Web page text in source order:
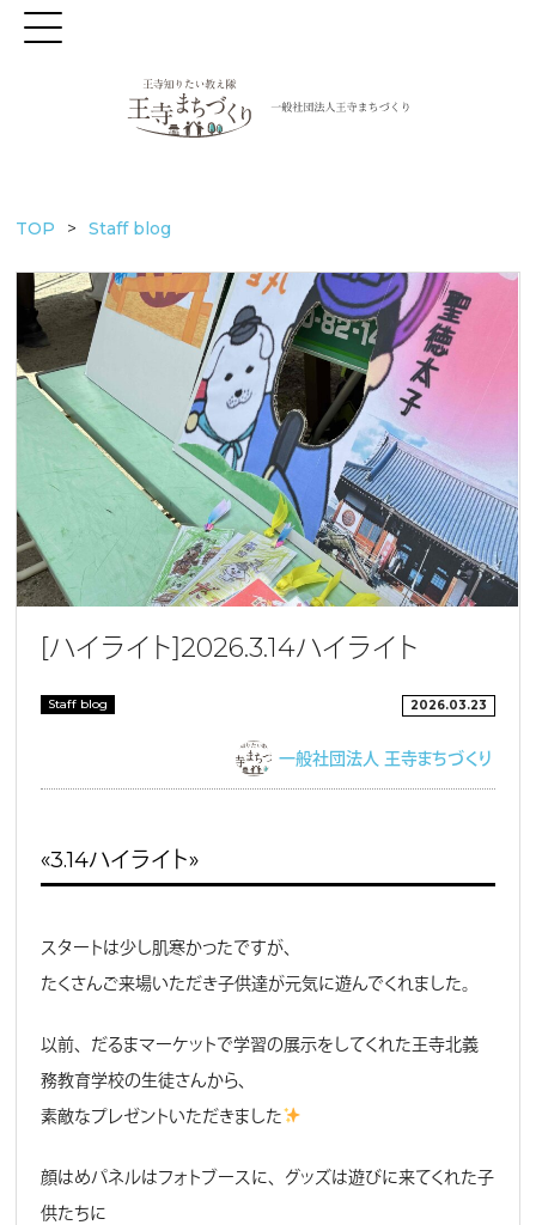
TOP Staff blog
［ハイライト］2026.3.14ハイライト
Staff blog 2026.03.23
一般社団法人 王寺まちづくり
《3.14ハイライト》
スタートは少し肌寒かったですが、
たくさんご来場いただき子供達が元気に遊んでくれました。
以前、だるまマーケットで学習の展示をしてくれた王寺北義
務教育学校の生徒さんから、
素敵なプレゼントいただきました
顔はめパネルはフォトブースに、グッズは遊びに来てくれた子
供たちに